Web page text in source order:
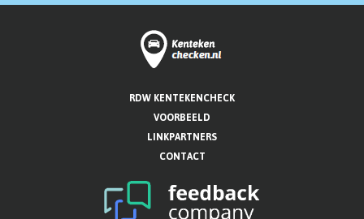
RDW KENTEKENCHECK
VOORBEELD
LINKPARTNERS
CONTACT